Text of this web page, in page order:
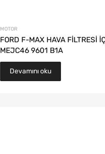
MOTOR
FORD F-MAX HAVA FİLTRESİ
MEJC46 9601 B1A
Devamını oku